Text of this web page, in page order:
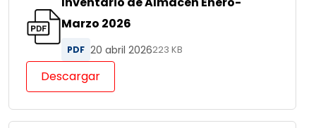
Marzo 2026
PDF 20 abril 2026223 KB
Descargar